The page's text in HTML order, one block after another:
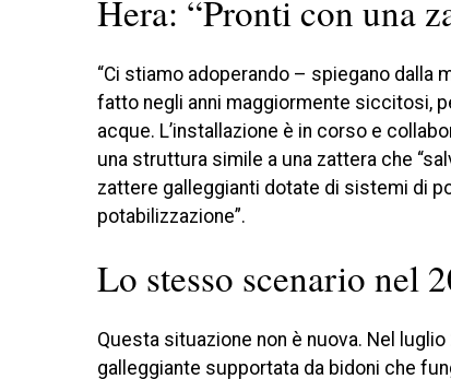
Hera: “Pronti con una
“Ci stiamo adoperando – spiegano
fatto negli anni maggiormente siccitosi,
acque. L’installazione è in corso e
una struttura simile a una zattera che
zattere galleggianti dotate di sistemi di
potabilizzazione”.
Lo stesso scenario nel
Questa situazione non è nuova. Nel
galleggiante supportata da bidoni che